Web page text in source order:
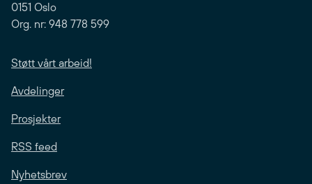
0151 Oslo
Org. nr: 948 778 599
Støtt vårt arbeid!
Avdelinger
Prosjekter
RSS feed
Nyhetsbrev